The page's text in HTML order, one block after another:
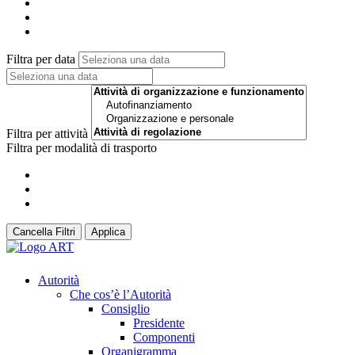
Filtra per data
Filtra per attività
Filtra per modalità di trasporto
Cancella Filtri Applica
Autorità
Che cos’è l’Autorità
Consiglio
Presidente
Componenti
Organigramma